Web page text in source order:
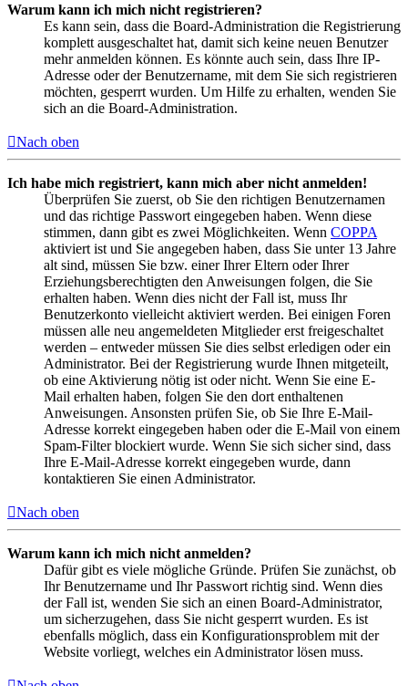
Warum kann ich mich nicht registrieren?
Es kann sein, dass die Board-Administration die Registrierung
komplett ausgeschaltet hat, damit sich keine neuen Benutzer
mehr anmelden können. Es könnte auch sein, dass Ihre IP-
Adresse oder der Benutzername, mit dem Sie sich registrieren
möchten, gesperrt wurden. Um Hilfe zu erhalten, wenden Sie
sich an die Board-Administration.
Nach oben
Ich habe mich registriert, kann mich aber nicht anmelden!
Überprüfen Sie zuerst, ob Sie den richtigen Benutzernamen
und das richtige Passwort eingegeben haben. Wenn diese
stimmen, dann gibt es zwei Möglichkeiten. Wenn COPPA
aktiviert ist und Sie angegeben haben, dass Sie unter 13 Jahre
alt sind, müssen Sie bzw. einer Ihrer Eltern oder Ihrer
Erziehungsberechtigten den Anweisungen folgen, die Sie
erhalten haben. Wenn dies nicht der Fall ist, muss Ihr
Benutzerkonto vielleicht aktiviert werden. Bei einigen Foren
müssen alle neu angemeldeten Mitglieder erst freigeschaltet
werden – entweder müssen Sie dies selbst erledigen oder ein
Administrator. Bei der Registrierung wurde Ihnen mitgeteilt,
ob eine Aktivierung nötig ist oder nicht. Wenn Sie eine E-
Mail erhalten haben, folgen Sie den dort enthaltenen
Anweisungen. Ansonsten prüfen Sie, ob Sie Ihre E-Mail-
Adresse korrekt eingegeben haben oder die E-Mail von einem
Spam-Filter blockiert wurde. Wenn Sie sich sicher sind, dass
Ihre E-Mail-Adresse korrekt eingegeben wurde, dann
kontaktieren Sie einen Administrator.
Nach oben
Warum kann ich mich nicht anmelden?
Dafür gibt es viele mögliche Gründe. Prüfen Sie zunächst, ob
Ihr Benutzername und Ihr Passwort richtig sind. Wenn dies
der Fall ist, wenden Sie sich an einen Board-Administrator,
um sicherzugehen, dass Sie nicht gesperrt wurden. Es ist
ebenfalls möglich, dass ein Konfigurationsproblem mit der
Website vorliegt, welches ein Administrator lösen muss.